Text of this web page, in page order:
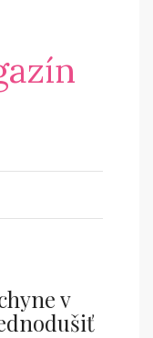
v